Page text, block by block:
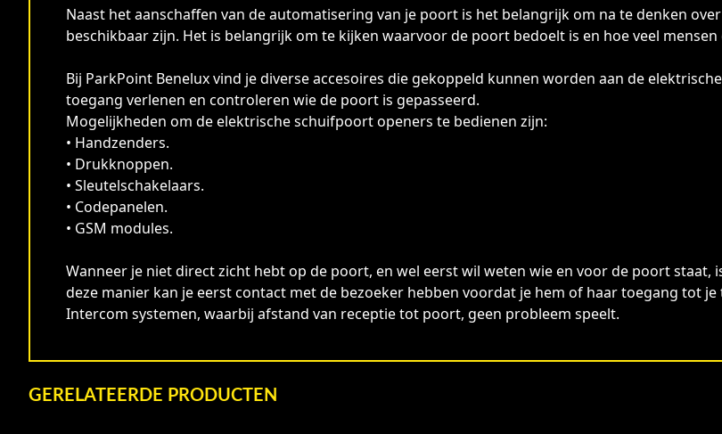
Naast het aanschaffen van de automatisering van je poort is het belangrijk om na te denken
beschikbaar zijn. Het is belangrijk om te kijken waarvoor de poort bedoelt is en hoe veel
Bij ParkPoint Benelux vind je diverse accesoires die gekoppeld kunnen worden aan de
toegang verlenen en controleren wie de poort is gepasseerd.
Mogelijkheden om de elektrische schuifpoort openers te bedienen zijn:
• Handzenders.
• Drukknoppen.
• Sleutelschakelaars.
• Codepanelen.
• GSM modules.
Wanneer je niet direct zicht hebt op de poort, en wel eerst wil weten wie en voor de poort staat,
deze manier kan je eerst contact met de bezoeker hebben voordat je hem of haar toegang tot
Intercom systemen, waarbij afstand van receptie tot poort, geen probleem speelt.
GERELATEERDE PRODUCTEN